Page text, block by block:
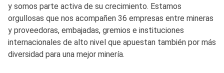
y somos parte activa de su crecimiento. Estamos
orgullosas que nos acompañen 36 empresas entre mineras
y proveedoras, embajadas, gremios e instituciones
internacionales de alto nivel que apuestan también por más
diversidad para una mejor minería.